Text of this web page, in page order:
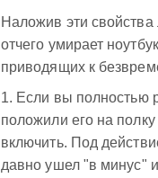
Наложив эти
отчего умирает
приводящих к
1. Если вы полностью
положили его на
включить. Под
давно ушел "в минус"